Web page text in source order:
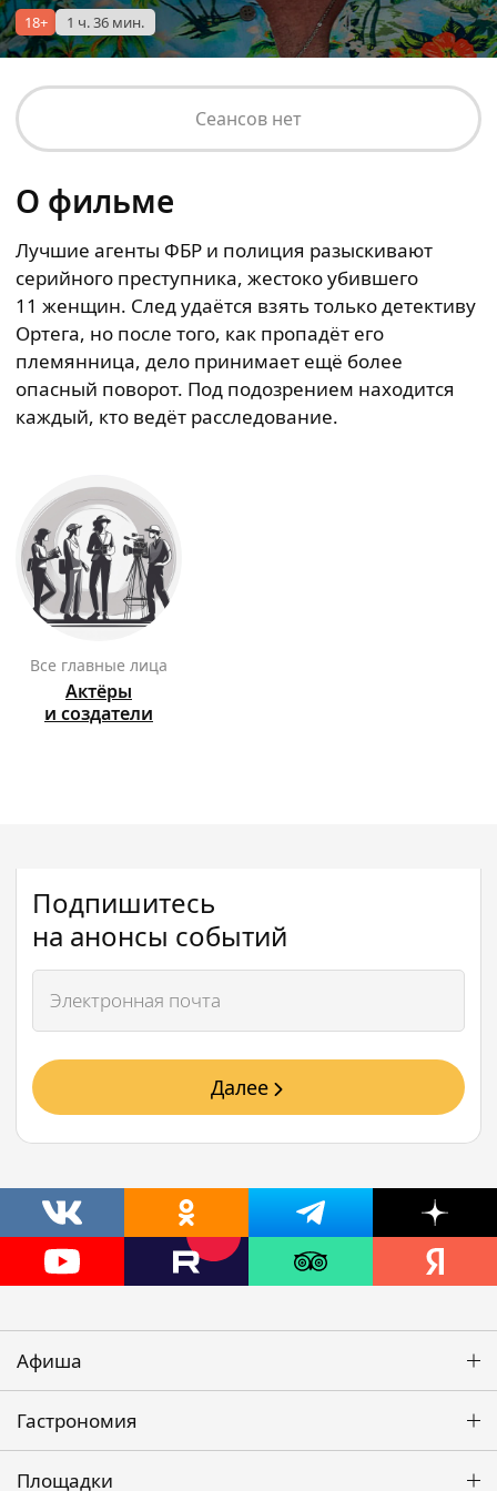
18+ 1 ч. 36 мин.
Сеансов нет
О фильме
Лучшие агенты ФБР и полиция разыскивают
серийного преступника, жестоко убившего
11 женщин. След удаётся взять только детективу
Ортега, но после того, как пропадёт его
племянница, дело принимает ещё более
опасный поворот. Под подозрением находится
каждый, кто ведёт расследование.
Все главные лица
Актёры
и создатели
Подпишитесь
на анонсы событий
Далее
Афиша
Гастрономия
Площадки